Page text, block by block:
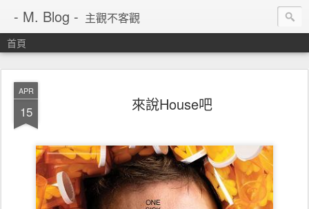
- M. Blog - 主觀不客觀
首頁
APR
15 來說House吧